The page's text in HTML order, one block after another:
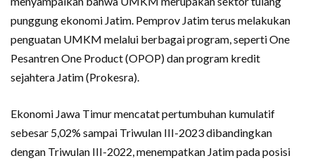
punggung ekonomi Jatim. Pemprov Jatim terus melakukan
penguatan UMKM melalui berbagai program, seperti One
Pesantren One Product (OPOP) dan program kredit
sejahtera Jatim (Prokesra).
Ekonomi Jawa Timur mencatat pertumbuhan kumulatif
sebesar 5,02% sampai Triwulan III-2023 dibandingkan
dengan Triwulan III-2022, menempatkan Jatim pada posisi